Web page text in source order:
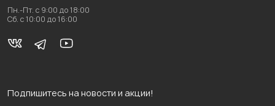
Пн.-Пт. с 9:00 до 18:00
Сб. с 10:00 до 16:00
Подпишитесь на новости и акции!